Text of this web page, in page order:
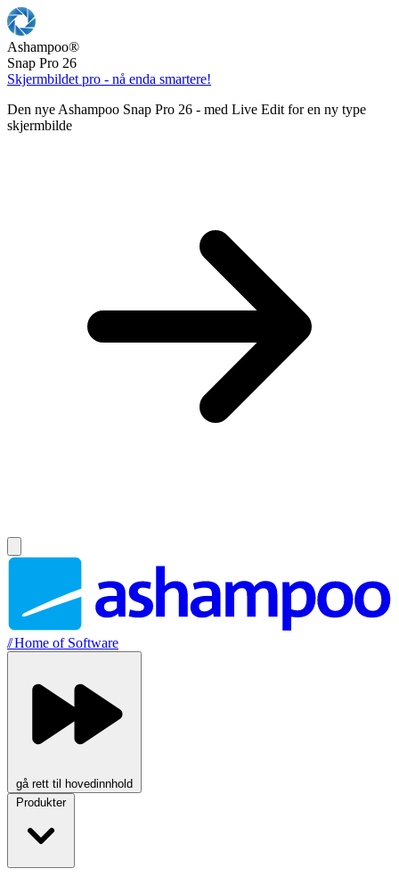
Ashampoo®
Snap Pro 26
Skjermbildet pro - nå enda smartere!
Den nye Ashampoo Snap Pro 26 - med Live Edit for en ny type
skjermbilde
//Home of Software
gå rett til hovedinnhold
Produkter